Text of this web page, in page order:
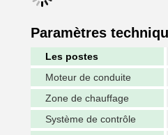
Paramètres
Les postes
Moteur de conduite
Zone de chauffage
Système de contrôle